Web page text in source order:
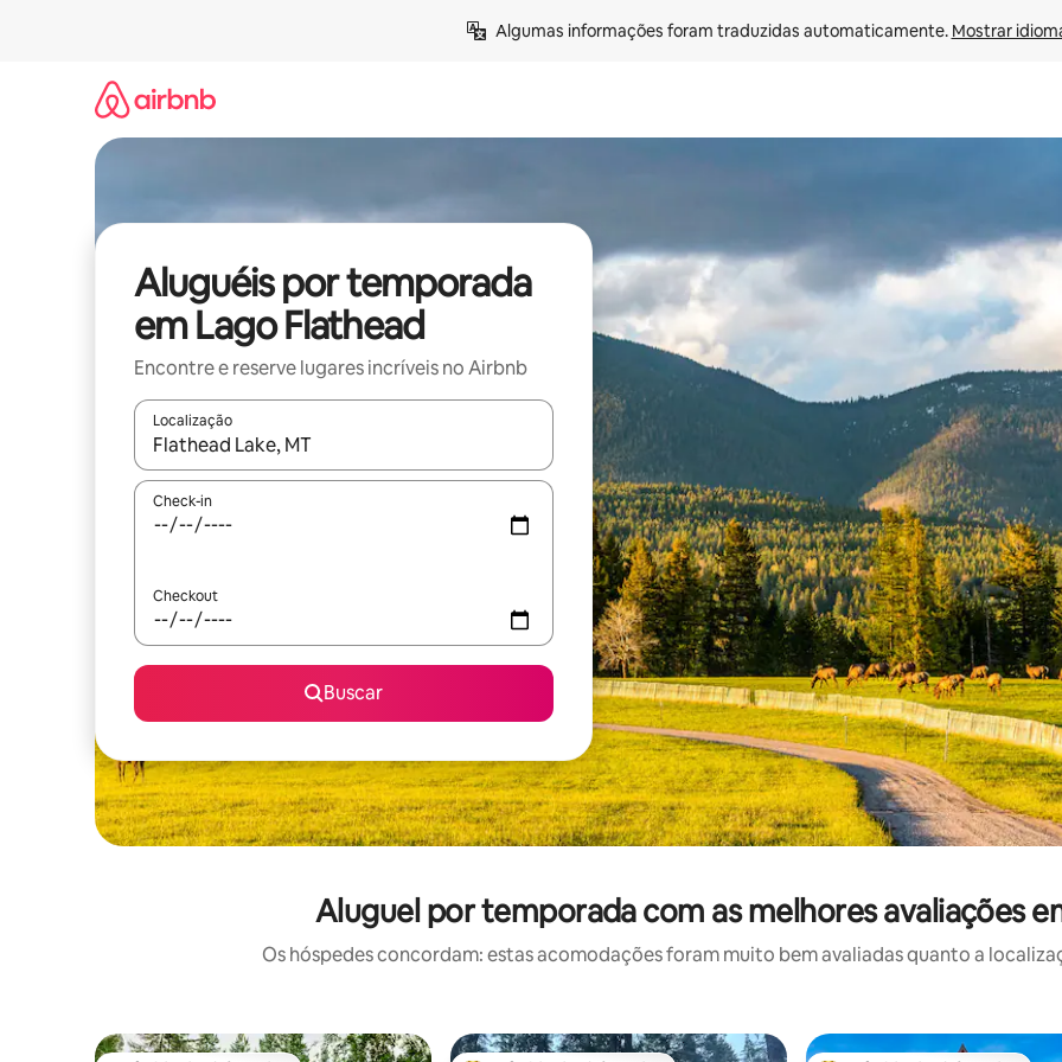
Algumas informações foram traduzidas automaticamente. Mostrar
Aluguéis por temporada
em Lago Flathead
Encontre e reserve lugares incríveis no Airbnb
Localização
Quando os resultados estiverem disponíveis, explore-os usando as seta para cima e para baixo do teclado ou tocando
Check-in
Checkout
Buscar
Aluguel por temporada com as melhores avaliações
Os hóspedes concordam: estas acomodações foram muito bem avaliadas quanto a